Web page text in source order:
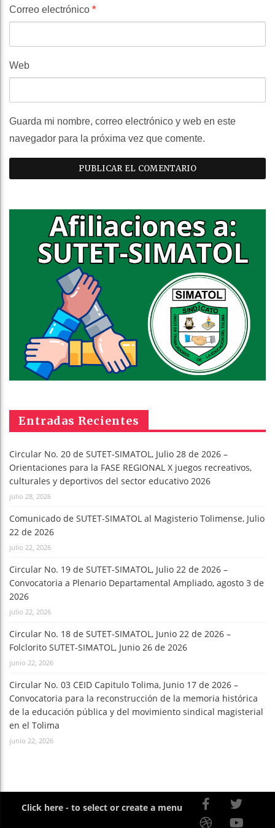
Correo electrónico *
Web
Guarda mi nombre, correo electrónico y web en este
navegador para la próxima vez que comente.
Entradas Recientes
Circular No. 20 de SUTET-SIMATOL, Julio 28 de 2026 –
Orientaciones para la FASE REGIONAL X juegos recreativos,
culturales y deportivos del sector educativo 2026
julio 28, 2026
Comunicado de SUTET-SIMATOL al Magisterio Tolimense, Julio
22 de 2026
julio 22, 2026
Circular No. 19 de SUTET-SIMATOL, Julio 22 de 2026 –
Convocatoria a Plenario Departamental Ampliado, agosto 3 de
2026
julio 22, 2026
Circular No. 18 de SUTET-SIMATOL, Junio 22 de 2026 –
Folclorito SUTET-SIMATOL, Junio 26 de 2026
junio 22, 2026
Circular No. 03 CEID Capitulo Tolima, Junio 17 de 2026 –
Convocatoria para la reconstrucción de la memoria histórica
de la educación pública y del movimiento sindical magisterial
en el Tolima
junio 22, 2026
Click here - to select or create a menu